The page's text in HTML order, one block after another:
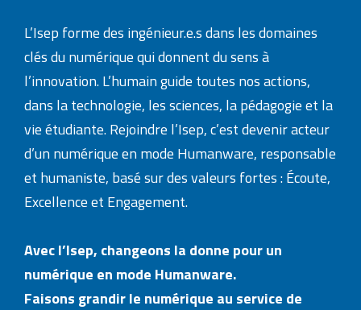
L’Isep forme des ingénieur.e.s dans les domaines
clés du numérique qui donnent du sens à
l’innovation. L’humain guide toutes nos actions,
dans la technologie, les sciences, la pédagogie et la
vie étudiante. Rejoindre l’Isep, c’est devenir acteur
d’un numérique en mode Humanware, responsable
et humaniste, basé sur des valeurs fortes : Écoute,
Excellence et Engagement.
Avec l’Isep, changeons la donne pour un
numérique en mode Humanware.
Faisons grandir le numérique au service de